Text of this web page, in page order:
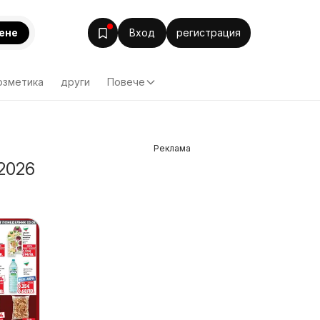
Вход регистрация
други Повече
Реклама